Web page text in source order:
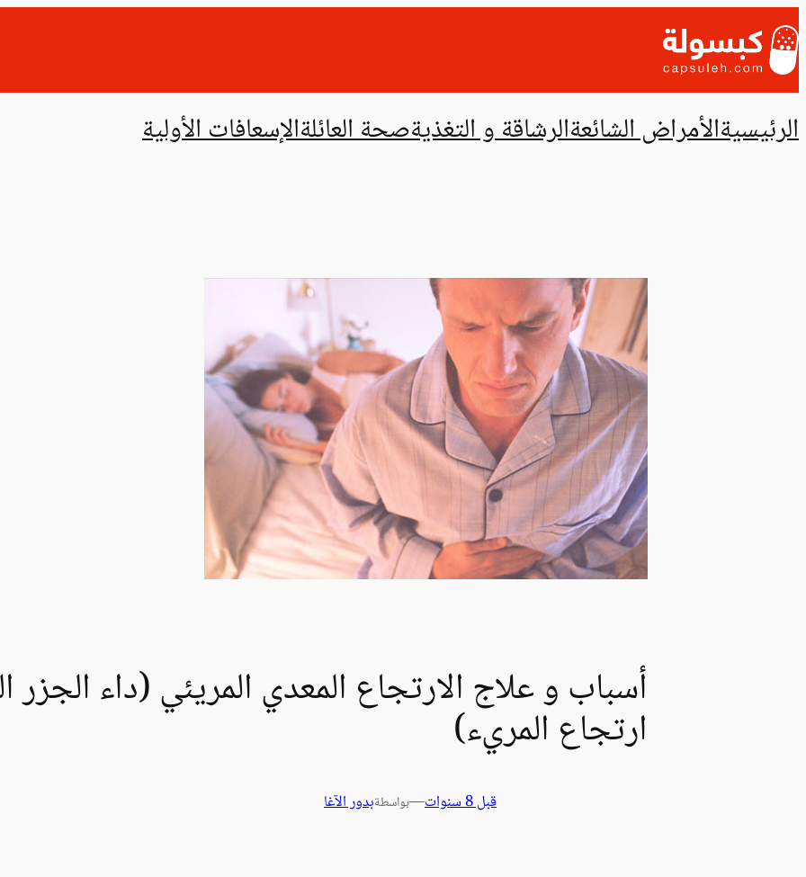
إلى
المحتوى
الرئيسيةالأمراض الشائعةالرشاقة و التغذيةصحة العائلةالإسعافات الأولية
أسباب و علاج الارتجاع المعدي المريئي (داء الجزر
ارتجاع المريء)
قبل 8 سنوات —بواسطةبدور الآغا